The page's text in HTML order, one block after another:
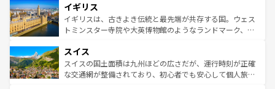
いる。シャンパンの発祥地であるランス、プロヴァンスの
香り高いラベンダー畑など、多彩な楽しみ方が可能だ。さ
らに、パリ以外の地域にも魅力が溢れており、どの街角に
れる地方に足を運ぶとそれぞれで全く異なる文化を体験で
きるだろう。 なお、新着のフランス情報はコンテンツ一覧
を参照してほしい。
顔を持つこの国は、どこを歩いても飽きることがない。ベ
ルリンの文化的活気、バイエルン州のアルプスの絶景、そ
してライン川沿いのワイン畑といった風景は必見。ビール
は、お酒好きな人にはぜひ体験してほしい。 なお、新着の
ドイツ情報はコンテンツ一覧を参照してほしい。
イギリス
イギリスは、古きよき伝統と最先端が共存する国。ウェス
トミンスター寺院や大英博物館のようなランドマーク、歴
リアごとに異なる魅力がある。また、優雅なアフタヌーン
ティー、ビール好きにはたまらない英国パブ、サッカー観
戦など、本場だからこそできる体験も豊富。イギリスを旅
スイス
スイスの国土面積は九州ほどの広さだが、運行時刻が正確
な交通網が整備されており、初心者でも安心して個人旅行